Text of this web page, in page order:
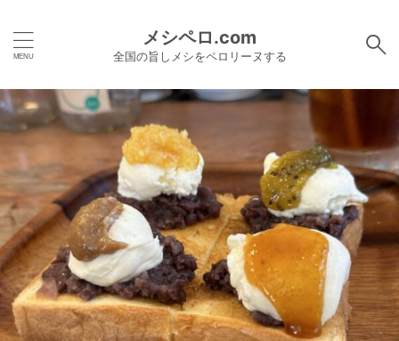
メシペロ.com
全国の旨しメシをペロリーヌする